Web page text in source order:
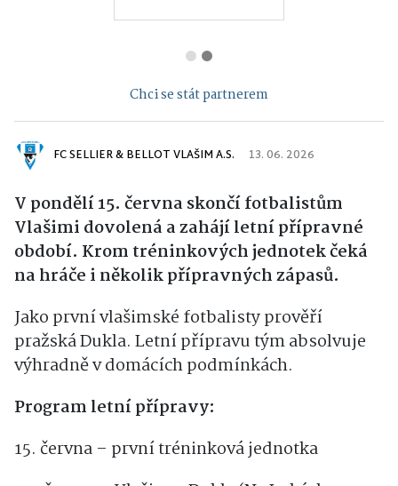
Chci se stát partnerem
FC SELLIER & BELLOT VLAŠIM A.S. 13. 06. 2026
V pondělí 15. června skončí fotbalistům
Vlašimi dovolená a zahájí letní přípravné
období. Krom tréninkových jednotek čeká
na hráče i několik přípravných zápasů.
Jako první vlašimské fotbalisty prověří
pražská Dukla. Letní přípravu tým absolvuje
výhradně v domácích podmínkách.
Program letní přípravy:
15. června – první tréninková jednotka